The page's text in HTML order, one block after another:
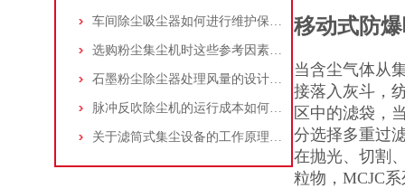
车间除尘吸尘器如何进行维护保养？
选购粉尘集尘机时这些参考因素很重要！
石墨粉尘除尘器处理风量的设计，你了解多少
脉冲反吹除尘机的运行成本如何控制和优化？
关于滤筒式集尘设备的工作原理及特点说明
移动式防
当含尘气体从
接落入灰斗，
区中的滤袋，
分选择多重过
在抛光、切割
粒物，MCJC